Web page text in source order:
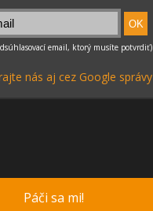
nás aj cez Google správy
Páči sa mi!